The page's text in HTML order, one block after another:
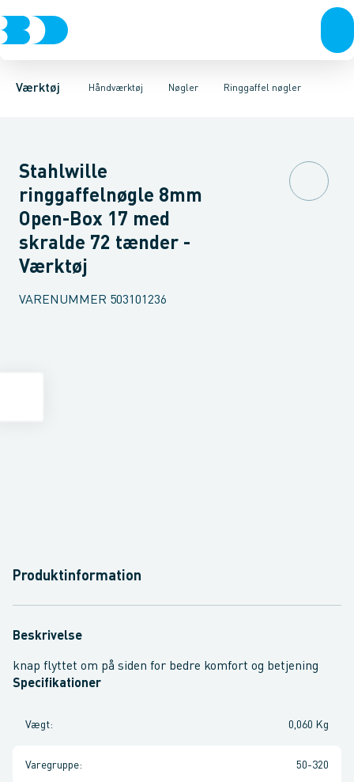
Værktøj Håndværktøj
Akku- & elværktøjHåndværktøjRørværktøjBits & toppe
Nøgler
TængerNøglerSkruetrækkere & unbrakonøglerMejsler mm.
Ringgaffel nøgler
Gaffelnøgler Ringgaffel nøglerLednøglerRingnøgler
Stahlwille
ringgaffelnøgle 8mm
Open-Box 17 med
skralde 72 tænder -
Værktøj
VARENUMMER 503101236
Produktinformation
Beskrivelse
knap flyttet om på siden for bedre komfort og betjening
Specifikationer
Vægt: 0,060 Kg
Varegruppe: 50-320